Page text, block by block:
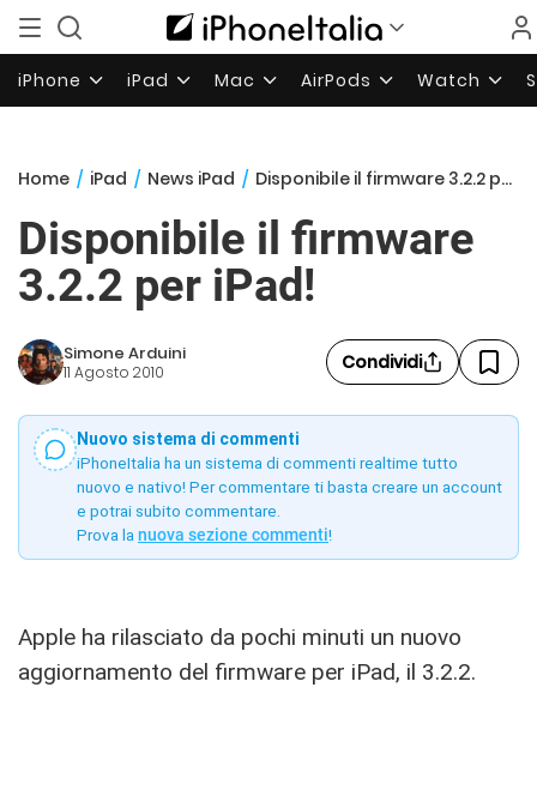
iPhone iPad Mac AirPods Watch
Home / iPad / News iPad / Disponibile il firmware 3.2.2 per iPad!
Disponibile il firmware
3.2.2 per iPad!
Simone Arduini
11 Agosto 2010 Condividi
Nuovo sistema di commenti
iPhoneItalia ha un sistema di commenti realtime tutto
nuovo e nativo! Per commentare ti basta creare un account
e potrai subito commentare.
Prova la nuova sezione commenti!
Apple ha rilasciato da pochi minuti un nuovo
aggiornamento del firmware per iPad, il 3.2.2.